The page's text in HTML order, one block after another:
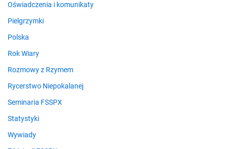
Oświadczenia i komunikaty
Pielgrzymki
Polska
Rok Wiary
Rozmowy z Rzymem
Rycerstwo Niepokalanej
Seminaria FSSPX
Statystyki
Wywiady